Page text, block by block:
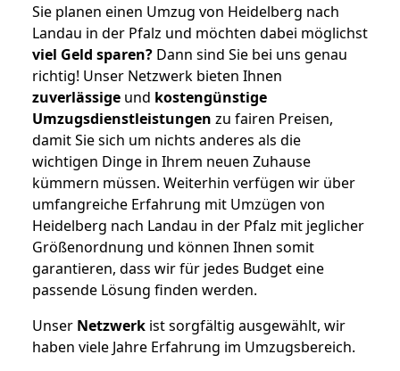
Sie planen einen Umzug von Heidelberg nach
Landau in der Pfalz und möchten dabei möglichst
viel Geld sparen? Dann sind Sie bei uns genau
richtig! Unser Netzwerk bieten Ihnen
zuverlässige und kostengünstige
Umzugsdienstleistungen zu fairen Preisen,
damit Sie sich um nichts anderes als die
wichtigen Dinge in Ihrem neuen Zuhause
kümmern müssen. Weiterhin verfügen wir über
umfangreiche Erfahrung mit Umzügen von
Heidelberg nach Landau in der Pfalz mit jeglicher
Größenordnung und können Ihnen somit
garantieren, dass wir für jedes Budget eine
passende Lösung finden werden.
Unser Netzwerk ist sorgfältig ausgewählt, wir
haben viele Jahre Erfahrung im Umzugsbereich.